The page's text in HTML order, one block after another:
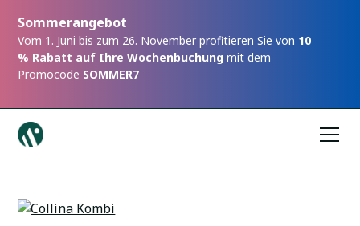
Sommerangebot
Vom 1. Juni bis zum 26. November profitieren Sie von 10
% Rabatt auf Ihre Wochenbuchung mit dem
Promocode SOMMER7